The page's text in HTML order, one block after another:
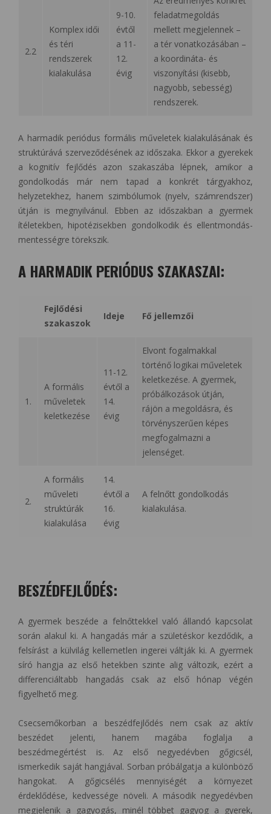
2.2
Komplex idői
és téri
rendszerek
kialakulása
9-10.
évtől
a 11-
12.
évig
feladatmegoldás
mellett megjelennek –
a tér vonatkozásában –
a koordináta- és
viszonyítási (kisebb,
nagyobb, sebesség)
rendszerek.
A harmadik periódus formális műveletek kialakulásának és
struktúrává szerveződésének az időszaka. Ekkor a gyerekek
a kognitív fejlődés azon szakaszába lépnek, amikor a
gondolkodás már nem tapad a konkrét tárgyakhoz,
helyzetekhez, hanem szimbólumok (nyelv, számrendszer)
útján is megnyilvánul. Ebben az időszakban a gyermek
ítéletekben, hipotézisekben gondolkodik és ellentmondás-
mentességre törekszik.
A HARMADIK PERIÓDUS SZAKASZAI:
Fejlődési
szakaszok
Ideje Fő jellemzői
1.
A formális
műveletek
keletkezése
11-12.
évtől a
14.
évig
Elvont fogalmakkal
történő logikai műveletek
keletkezése. A gyermek,
próbálkozások útján,
rájön a megoldásra, és
törvényszerűen képes
megfogalmazni a
jelenséget.
2.
A formális
műveleti
struktúrák
kialakulása
14.
évtől a
16.
évig
A felnőtt gondolkodás
kialakulása.
BESZÉDFEJLŐDÉS:
A gyermek beszéde a felnőttekkel való állandó kapcsolat
során alakul ki. A hangadás már a születéskor kezdődik, a
felsírást a külvilág kellemetlen ingerei váltják ki. A gyermek
síró hangja az első hetekben szinte alig változik, ezért a
differenciáltabb hangadás csak az első hónap végén
figyelhető meg.
Csecsemőkorban a beszédfejlődés nem csak az aktív
beszédet jelenti, hanem magába foglalja a
beszédmegértést is. Az első negyedévben gőgicsél,
ismerkedik saját hangjával. Sorban próbálgatja a különböző
hangokat. A gőgicsélés mennyiségét a környezet
érdeklődése, kedvessége növeli. A második negyedévben
megjelenik a gagyogás, minél többet gagyog a gyerek,